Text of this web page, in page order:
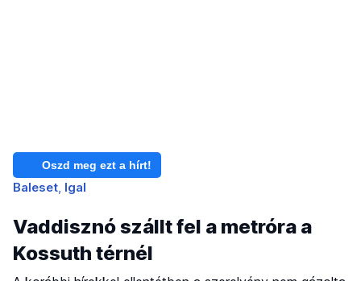
Oszd meg ezt a hírt!
Baleset Igal
Vaddisznó szállt fel a metróra a
Kossuth térnél